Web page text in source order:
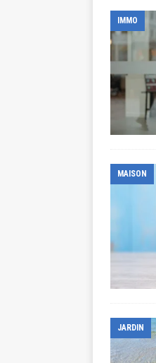
IMMO
MAISON
JARDIN